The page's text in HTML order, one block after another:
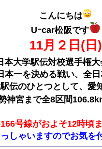
こんにちは
Uｰcar松阪です
11月２日(日)
本大学駅伝対校選手権
本一を決める戦い、全
伝のひとつとして、愛
神宮まで全8区間
号線がおよそ12時頃
しゃいますのでお気を